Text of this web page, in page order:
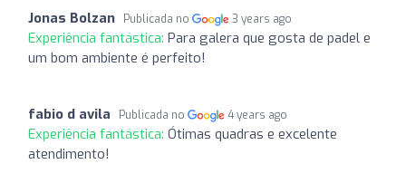
Jonas Bolzan Publicada no 3 years ago
Experiência fantástica: Para galera que gosta de padel e
um bom ambiente é perfeito!
fabio d avila Publicada no 4 years ago
Experiência fantástica: Ótimas quadras e excelente
atendimento!